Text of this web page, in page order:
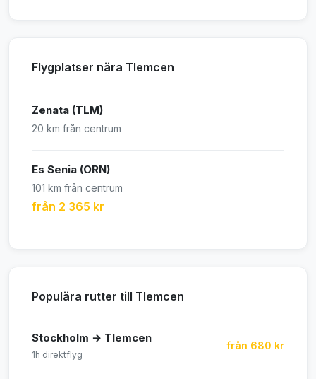
Flygplatser nära Tlemcen
Zenata (TLM)
20 km från centrum
Es Senia (ORN)
101 km från centrum
från 2 365 kr
Populära rutter till Tlemcen
Stockholm → Tlemcen
1h direktflyg
från 680 kr